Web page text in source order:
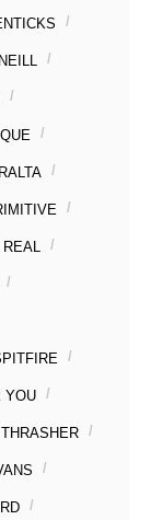
REAL
YOU
THRASHER